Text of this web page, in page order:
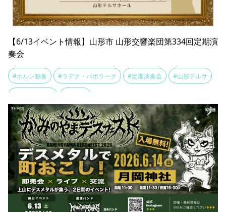
【6/13イベント情報】山形市 山形交響楽団第334回定期演
奏会
#ホルン独奏 #ラデク・バボラーク #定期演奏会 #山形テルサ